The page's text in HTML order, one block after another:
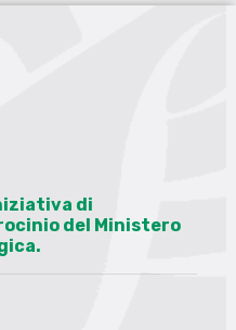
di
del Ministero